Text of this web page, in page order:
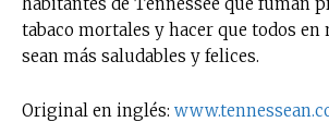
tabaco mortales y hacer que todos en
sean más saludables y felices.
Original en inglés: